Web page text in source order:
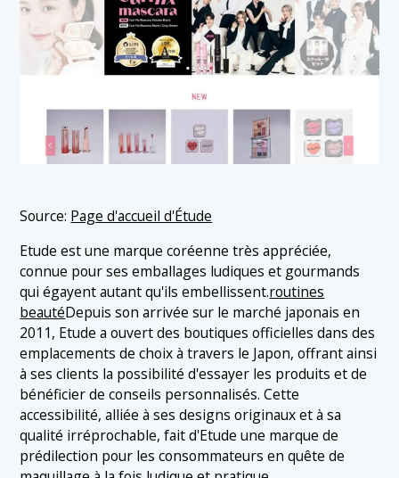
Source: Page d'accueil d'Étude
Etude est une marque coréenne très appréciée,
connue pour ses emballages ludiques et gourmands
qui égayent autant qu'ils embellissent.routines
beautéDepuis son arrivée sur le marché japonais en
2011, Etude a ouvert des boutiques officielles dans des
emplacements de choix à travers le Japon, offrant ainsi
à ses clients la possibilité d'essayer les produits et de
bénéficier de conseils personnalisés. Cette
accessibilité, alliée à ses designs originaux et à sa
qualité irréprochable, fait d'Etude une marque de
prédilection pour les consommateurs en quête de